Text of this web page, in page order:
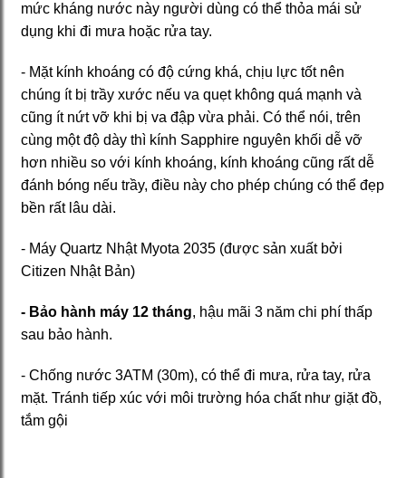
mức kháng nước này người dùng có thể thỏa mái sử
dụng khi đi mưa hoặc rửa tay.
- Mặt kính khoáng có độ cứng khá, chịu lực tốt nên
chúng ít bị trầy xước nếu va quẹt không quá mạnh và
cũng ít nứt vỡ khi bị va đập vừa phải. Có thể nói, trên
cùng một độ dày thì kính Sapphire nguyên khối dễ vỡ
hơn nhiều so với kính khoáng, kính khoáng cũng rất dễ
đánh bóng nếu trầy, điều này cho phép chúng có thể đẹp
bền rất lâu dài.
- Máy Quartz Nhật Myota 2035 (được sản xuất bởi
Citizen Nhật Bản)
- Bảo hành máy 12 tháng, hậu mãi 3 năm chi phí thấp
sau bảo hành.
- Chống nước 3ATM (30m), có thể đi mưa, rửa tay, rửa
mặt. Tránh tiếp xúc với môi trường hóa chất như giặt đồ,
tắm gội